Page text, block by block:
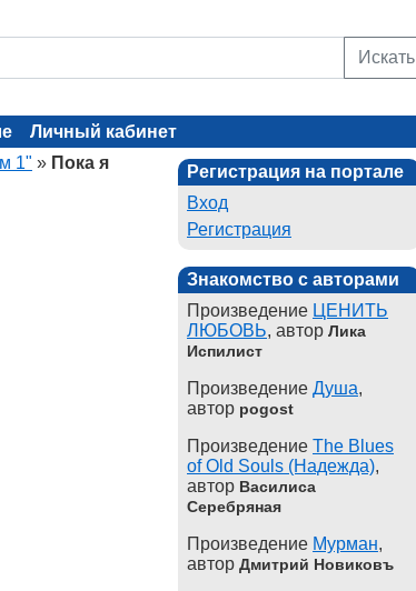
Искать
Личный кабинет
1" » Пока я
Регистрация на портале
Вход
Регистрация
Знакомство с авторами
Произведение ЦЕНИТЬ
ЛЮБОВЬ, автор Лика
Испилист
Произведение Душа,
автор pogost
Произведение The Blues
of Old Souls (Надежда),
автор Василиса
Серебряная
Произведение Мурман,
автор Дмитрий Новиковъ